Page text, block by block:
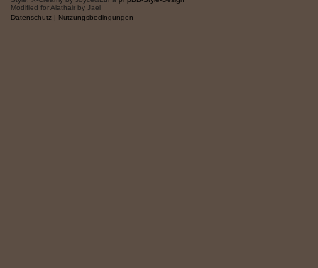
Modified for Alathair by Jael
Datenschutz
Nutzungsbedingungen